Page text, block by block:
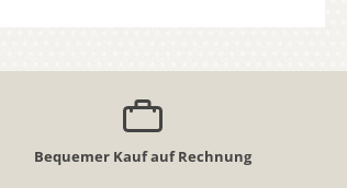
Bequemer Kauf auf Rechnung